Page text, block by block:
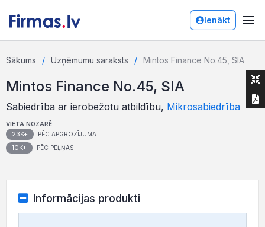
Ienākt
Sākums Uzņēmumu saraksts Mintos Finance No.45, SIA
Mintos Finance No.45, SIA
Sabiedrība ar ierobežotu atbildību, Mikrosabiedrība
VIETA NOZARĒ
23K+ PĒC APGROZĪJUMA
10K+ PĒC PEĻŅAS
Informācijas produkti